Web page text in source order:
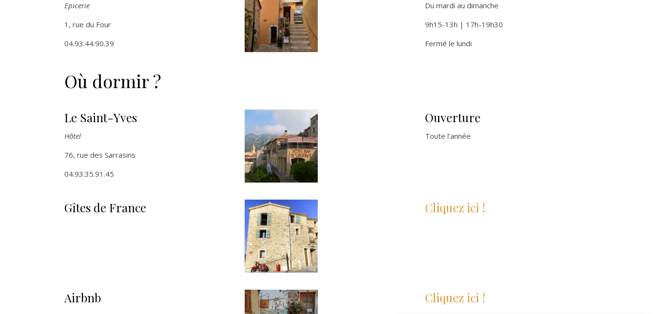
Epicerie
1, rue du Four
04.93.44.90.39
Du mardi au dimanche
9h15-13h | 17h-19h30
Fermé le lundi
Où dormir ?
Le Saint-Yves
Hôtel
76, rue des Sarrasins
04.93.35.91.45
Ouverture
Toute l’année
Gîtes de France Cliquez ici !
Airbnb Cliquez ici !